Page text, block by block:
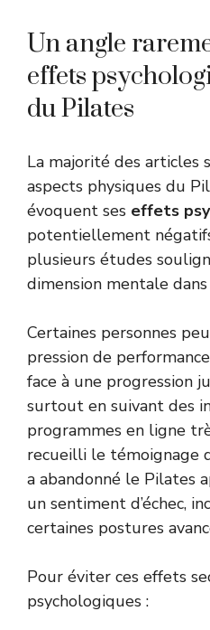
Un angle
effets
du Pilates
La majorité des articles
aspects physiques du
évoquent ses effets
potentiellement
plusieurs études
dimension mentale
Certaines personnes
pression de
face à une progression
surtout en suivant des
programmes en ligne
recueilli le témoignage
a abandonné le Pilates
un sentiment d’échec,
certaines postures
Pour éviter ces effets
psychologiques :